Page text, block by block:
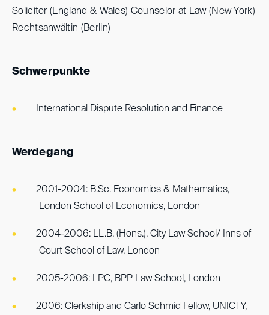
Solicitor (England & Wales) Counselor at Law (New York)
Rechtsanwältin (Berlin)
Schwerpunkte
International Dispute Resolution and Finance
Werdegang
2001-2004: B.Sc. Economics & Mathematics,
London School of Economics, London
2004-2006: LL.B. (Hons.), City Law School/ Inns of
Court School of Law, London
2005-2006: LPC, BPP Law School, London
2006: Clerkship and Carlo Schmid Fellow, UNICTY,